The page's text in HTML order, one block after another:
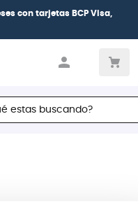
con tarjetas BCP Visa,
buscando?